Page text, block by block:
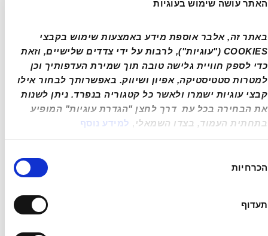
האתר עושה שימוש בעוגיות
בתחתית העמוד, בצדו השמאלי , למידע נוסף
הכרחיות
תעדוף
בזכוכית כפולת שכבות בכל חלונות הרכב,
הכוללת שכבת פולימר לבליעת רעשי רוח
במהירויות גבוהות.
מערכת שמע קונצרטנטית: מערכת ה-
Meridian בהספק כולל של 2016 וואט היא
חלק מחבילת האבזור הסטנדרטית, בעוד שב-
Audi Q8 e-tron מערכות שמע באיכות כזאת
אבזור וטכנולוגיה:
כל מה שכלול